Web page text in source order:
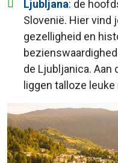
Ljubljana: de
Slovenië. Hier vind
gezelligheid en
de Ljubljanica. Aan
liggen talloze